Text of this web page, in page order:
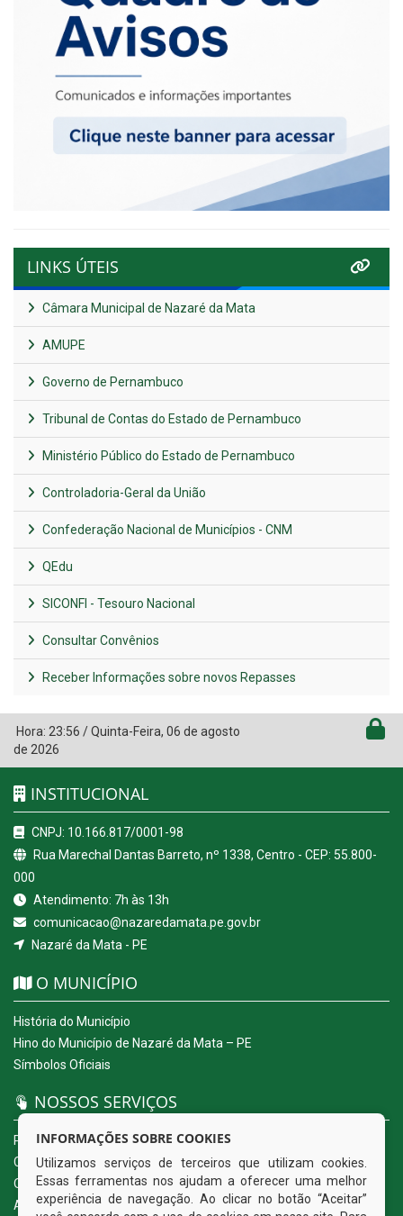
LINKS ÚTEIS
Câmara Municipal de Nazaré da Mata
AMUPE
Governo de Pernambuco
Tribunal de Contas do Estado de Pernambuco
Ministério Público do Estado de Pernambuco
Controladoria-Geral da União
Confederação Nacional de Municípios - CNM
QEdu
SICONFI - Tesouro Nacional
Consultar Convênios
Receber Informações sobre novos Repasses
Hora: 23:56 /Quinta-Feira, 06 de agosto
de 2026
INSTITUCIONAL
CNPJ: 10.166.817/0001-98
Rua Marechal Dantas Barreto, nº 1338, Centro - CEP: 55.800-
000
Atendimento: 7h às 13h
comunicacao@nazaredamata.pe.gov.br
Nazaré da Mata - PE
O MUNICÍPIO
História do Município
Hino do Município de Nazaré da Mata – PE
Símbolos Oficiais
NOSSOS SERVIÇOS
Portal da Transparência
Carta de Serviços ao Usuário
Ouvidoria Eletrônica
Acesso a Informação (eSIC)
INFORMAÇÕES SOBRE COOKIES
Utilizamos serviços de terceiros que utilizam cookies.
Essas ferramentas nos ajudam a oferecer uma melhor
experiência de navegação. Ao clicar no botão “Aceitar”